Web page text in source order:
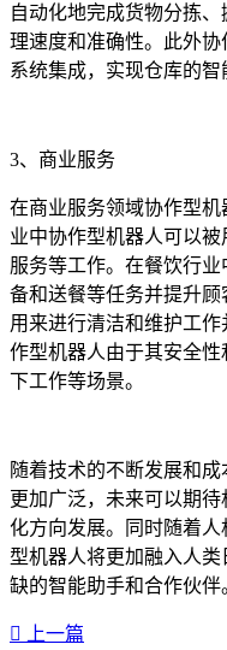
自动化地完成货物分拣
理速度和准确性。此外
系统集成，实现仓库的智
3、商业服务
在商业服务领域协作型
业中协作型机器人可以
服务等工作。在餐饮行
备和送餐等任务并提升
用来进行清洁和维护工
作型机器人由于其安全
下工作等场景。
随着技术的不断发展和
更加广泛，未来可以期
化方向发展。同时随着
型机器人将更加融入人
缺的智能助手和合作伙伴
上一篇